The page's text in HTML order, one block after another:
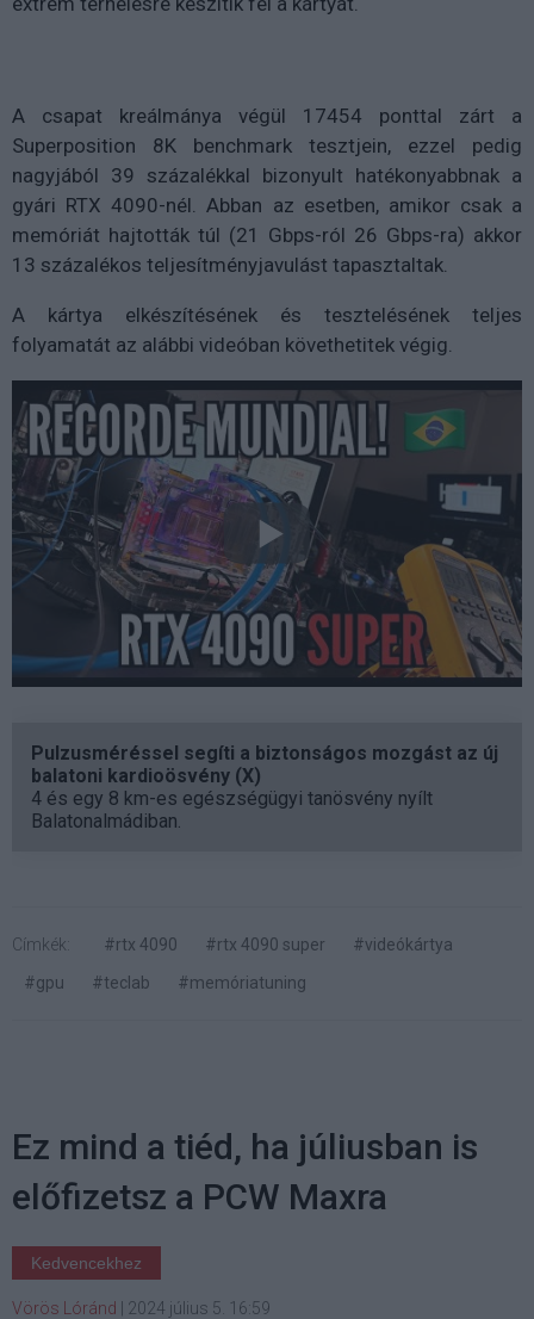
A csapat kreálmánya végül 17454 ponttal zárt a
Superposition 8K benchmark tesztjein, ezzel pedig
nagyjából 39 százalékkal bizonyult hatékonyabbnak a
gyári RTX 4090-nél. Abban az esetben, amikor csak a
memóriát hajtották túl (21 Gbps-ról 26 Gbps-ra) akkor
13 százalékos teljesítményjavulást tapasztaltak.
A kártya elkészítésének és tesztelésének teljes
folyamatát az alábbi videóban követhetitek végig.
Pulzusméréssel segíti a biztonságos mozgást az új
balatoni kardioösvény (X)
4 és egy 8 km-es egészségügyi tanösvény nyílt
Balatonalmádiban.
Címkék: #rtx 4090 #rtx 4090 super
#videókártya
#gpu
#teclab #memóriatuning
Ez mind a tiéd, ha júliusban is
előfizetsz a PCW Maxra
Kedvencekhez
Vörös Lóránd 2024 július 5. 16:59